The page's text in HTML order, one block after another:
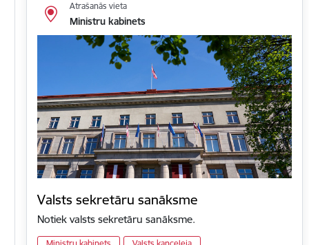
Atrašanās vieta
Ministru kabinets
Valsts sekretāru sanāksme
Notiek valsts sekretāru sanāksme.